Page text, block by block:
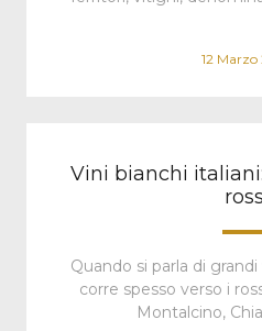
12 Marzo
Vini bianchi
Quando si parla di
corre spesso verso i
Montalcino,